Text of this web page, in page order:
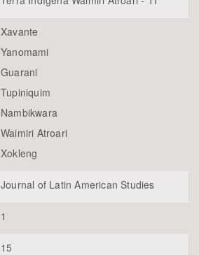
Xavante
Yanomami
Guarani
Tupiniquim
Nambikwara
Waimiri Atroari
Xokleng
Journal of Latin American Studies
1
15